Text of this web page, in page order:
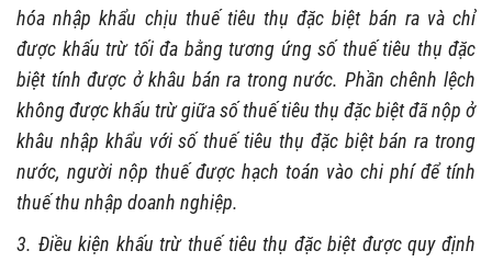
hóa nhập khẩu chịu thuế tiêu thụ đặc biệt bán ra và chỉ
được khấu trừ tối đa bằng tương ứng số thuế tiêu thụ đặc
biệt tính được ở khâu bán ra trong nước. Phần chênh lệch
không được khấu trừ giữa số thuế tiêu thụ đặc biệt đã nộp ở
khâu nhập khẩu với số thuế tiêu thụ đặc biệt bán ra trong
nước, người nộp thuế được hạch toán vào chi phí để tính
thuế thu nhập doanh nghiệp.
3. Điều kiện khấu trừ thuế tiêu thụ đặc biệt được quy định